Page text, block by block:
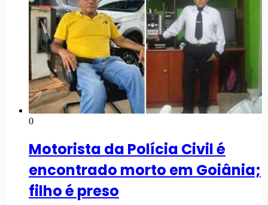
0
Motorista da Polícia Civil é
encontrado morto em Goiânia;
filho é preso